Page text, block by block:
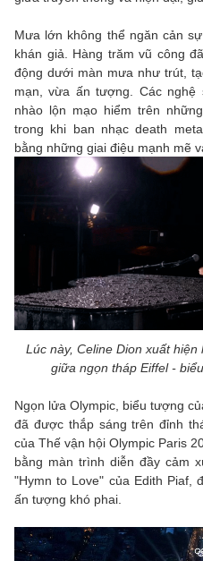
Mưa lớn không thể ngăn cản
khán giả. Hàng trăm vũ công
động dưới màn mưa như trút,
mạn, vừa ấn tượng. Các
nhào lộn mạo hiểm trên
trong khi ban nhạc death
bằng những giai điệu mạnh mẽ
Lúc này, Celine Dion xuất
giữa ngọn tháp Eiffel -
Ngọn lửa Olympic, biểu tượng
đã được thắp sáng trên đỉnh
của Thế vận hội Olympic Paris
bằng màn trình diễn đầy cảm
"Hymn to Love" của Edith Piaf,
ấn tượng khó phai.